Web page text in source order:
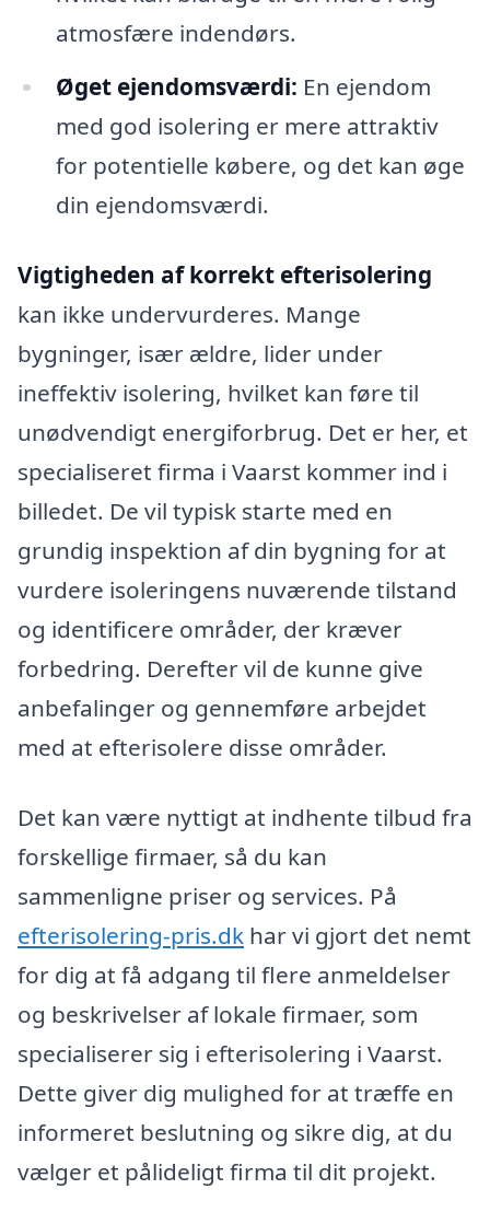
atmosfære indendørs.
Øget ejendomsværdi: En ejendom
med god isolering er mere attraktiv
for potentielle købere, og det kan øge
din ejendomsværdi.
Vigtigheden af korrekt efterisolering
kan ikke undervurderes. Mange
bygninger, især ældre, lider under
ineffektiv isolering, hvilket kan føre til
unødvendigt energiforbrug. Det er her, et
specialiseret firma i Vaarst kommer ind i
billedet. De vil typisk starte med en
grundig inspektion af din bygning for at
vurdere isoleringens nuværende tilstand
og identificere områder, der kræver
forbedring. Derefter vil de kunne give
anbefalinger og gennemføre arbejdet
med at efterisolere disse områder.
Det kan være nyttigt at indhente tilbud fra
forskellige firmaer, så du kan
sammenligne priser og services. På
efterisolering-pris.dk har vi gjort det nemt
for dig at få adgang til flere anmeldelser
og beskrivelser af lokale firmaer, som
specialiserer sig i efterisolering i Vaarst.
Dette giver dig mulighed for at træffe en
informeret beslutning og sikre dig, at du
vælger et pålideligt firma til dit projekt.